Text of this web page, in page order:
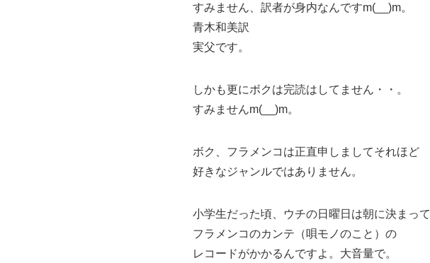
すみません、訳者が身内なんですm(__)m。
青木和美訳
実父です。
しかも更にボクは完読はしてません・・。
すみませんm(__)m。
ボク、フラメンコは正直申しましてそれほど
好きなジャンルではありません。
小学生だった頃、ウチの日曜日は朝に決まって
フラメンコのカンテ（唄モノのこと）の
レコードがかかるんですよ。大音量で。